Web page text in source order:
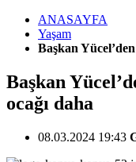
ANASAYFA
Yaşam
Başkan
Başkan
ocağı daha
08.03.2024 19:43